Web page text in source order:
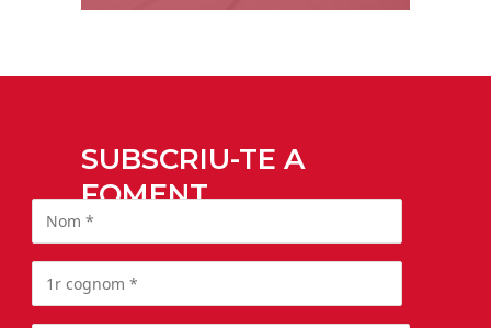
SUBSCRIU-TE A
FOMENT